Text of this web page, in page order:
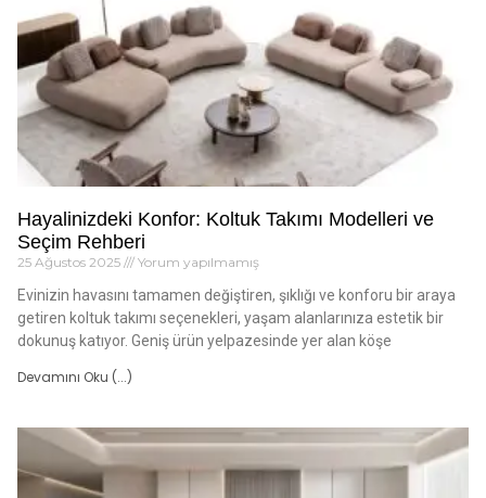
Hayalinizdeki Konfor: Koltuk Takımı Modelleri ve
Seçim Rehberi
25 Ağustos 2025 Yorum yapılmamış
Evinizin havasını tamamen değiştiren, şıklığı ve konforu bir araya
getiren koltuk takımı seçenekleri, yaşam alanlarınıza estetik bir
dokunuş katıyor. Geniş ürün yelpazesinde yer alan köşe
Devamını Oku (...)